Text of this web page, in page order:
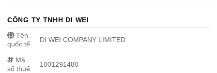
CÔNG TY TNHH DI WEI
Tên
quốc tế
DI WEI COMPANY LIMITED
Mã
số thuế
1001291480